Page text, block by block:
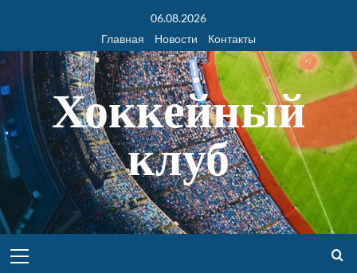
06.08.2026
Главная
Новости Контакты
Хоккейный
клуб